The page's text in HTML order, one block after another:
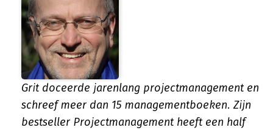
Grit doceerde jarenlang projectmanagement en
schreef meer dan 15 managementboeken. Zijn
bestseller Projectmanagement heeft een half